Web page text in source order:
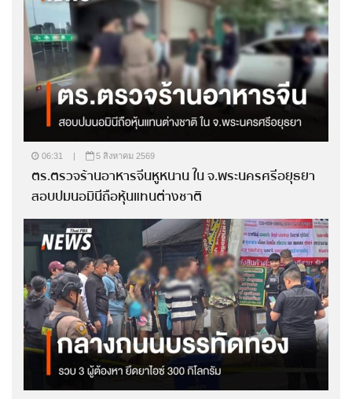
06:31 | 5 สิงหาคม 2569
ตร.ตรวจร้านอาหารจีนหูหนาน ใน จ.พระนครศรีอยุธยา
สอบปมนอมินีถือหุ้นแทนต่างชาติ